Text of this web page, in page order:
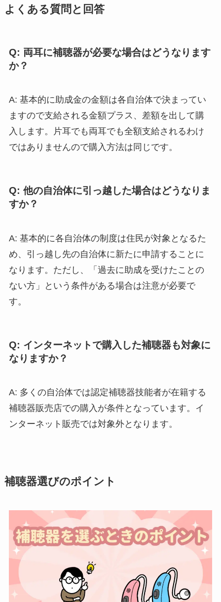
よくある質問と回答
Q: 両耳に補聴器が必要な場合はどうなります
か？
A: 基本的に助成金の金額は各自治体で決まってい
ますので支給される金額プラス、差額を出して購
入します。片耳でも両耳でも全額支給されるわけ
ではありませんので購入方法は同じです。
Q: 他の自治体に引っ越した場合はどうなりま
すか？
A: 基本的に各自治体の制度は住民が対象となるた
め、引っ越し先の自治体に新たに申請することに
なります。ただし、「過去に助成を受けたことの
ない方」という条件がある場合は注意が必要で
す。
Q: インターネットで購入した補聴器も対象に
なりますか？
A: 多くの自治体では認定補聴器技能者が在籍する
補聴器販売店での購入が条件となっています。イ
ンターネット販売では対象外となります。
補聴器選びのポイント